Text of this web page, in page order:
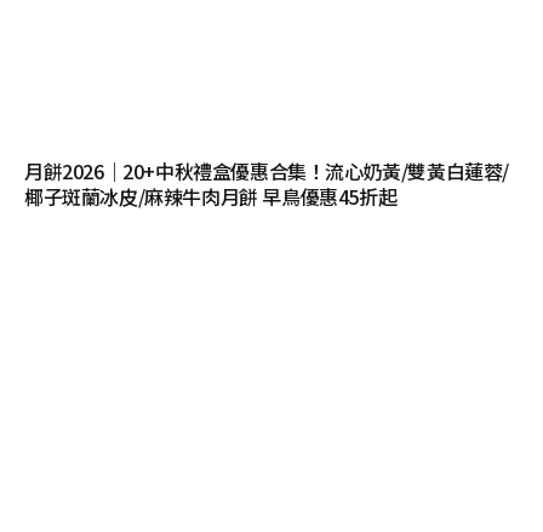
月餅2026｜20+中秋禮盒優惠合集！流心奶黃/雙黃白蓮蓉/
椰子斑蘭冰皮/麻辣牛肉月餅 早鳥優惠45折起